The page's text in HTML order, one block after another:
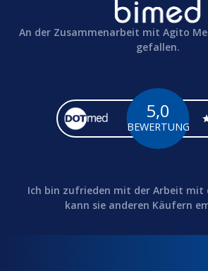
An der Zusammenarbeit mit Agito
gefallen.
5,0
BEWERTUNG
Ich bin zufrieden mit der Arbeit mit
kann sie anderen Käufern